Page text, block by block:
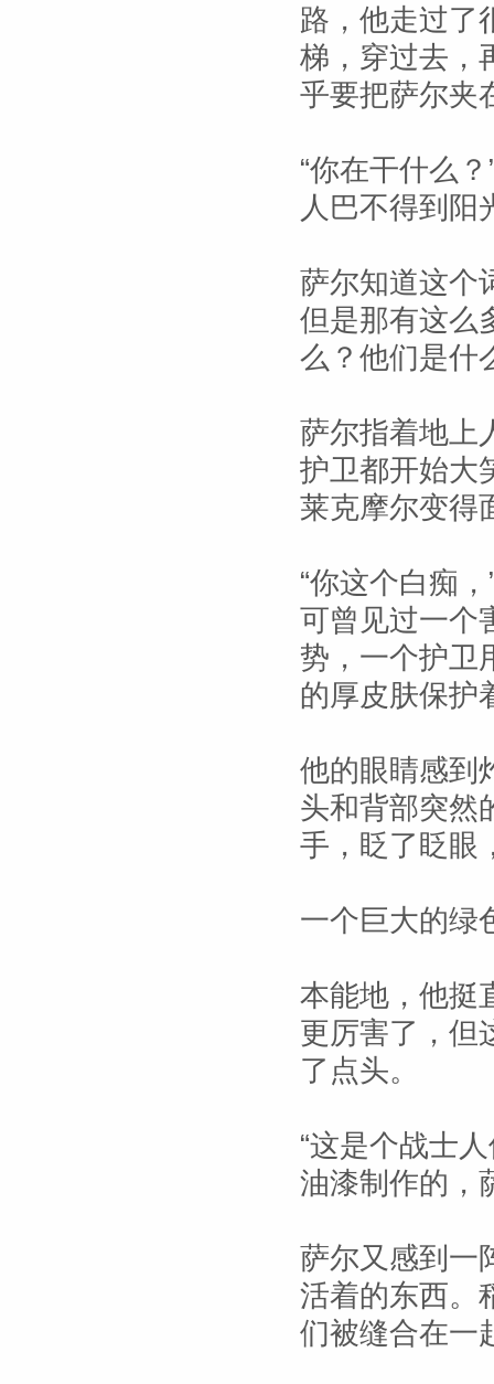
路，他走过了
梯，穿过去，
乎要把萨尔夹
“你在干什么
人巴不得到阳
萨尔知道这个
但是那有这么
么？他们是什
萨尔指着地上
护卫都开始大
莱克摩尔变得
“你这个白痴
可曾见过一个
势，一个护卫
的厚皮肤保护
他的眼睛感到
头和背部突然
手，眨了眨眼
一个巨大的绿
本能地，他挺
更厉害了，但
了点头。
“这是个战士
油漆制作的，
萨尔又感到一
活着的东西。
们被缝合在一